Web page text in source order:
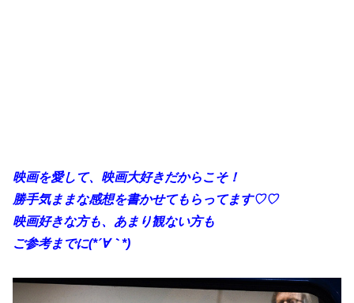
映画を愛して、映画大好きだからこそ！
勝手気ままな感想を書かせてもらってます♡♡
映画好きな方も、あまり観ない方も
ご参考までに(*´∀｀*)